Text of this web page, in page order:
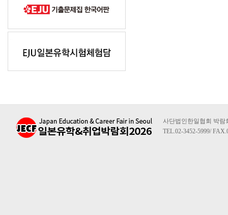
사단법인한일협회 박람
TEL.02-3452-5999/